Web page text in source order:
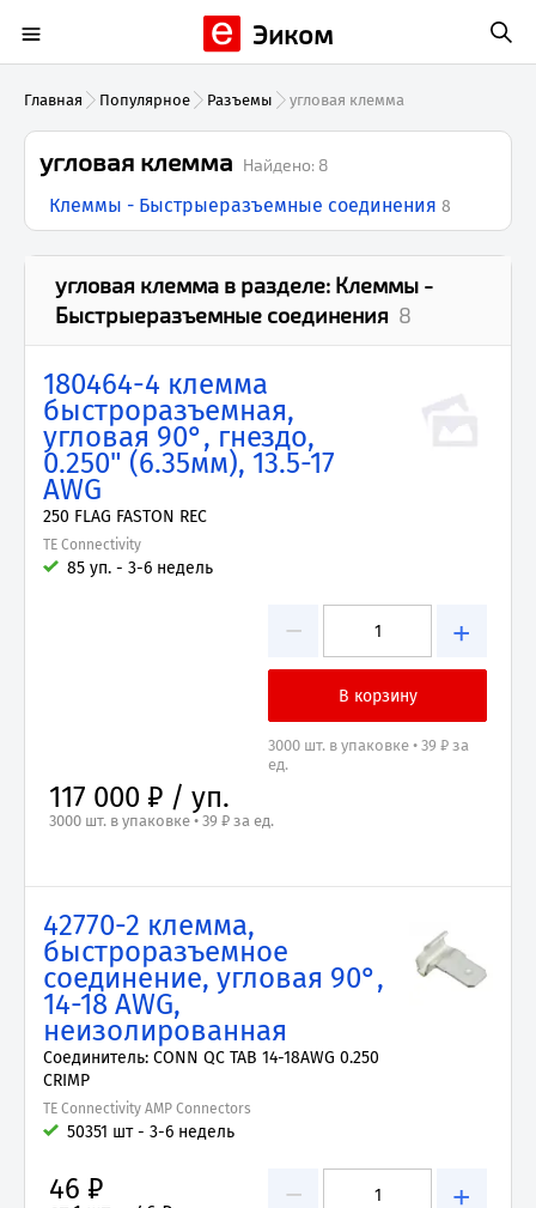
Эиком
Главная Популярное Разъемы угловая клемма
угловая клемма Найдено: 8
Клеммы - Быстрыеразъемные соединения 8
угловая клемма в разделе: Клеммы -
Быстрыеразъемные соединения 8
180464-4 клемма
быстроразъемная,
угловая 90°, гнездо,
0.250" (6.35мм), 13.5-17
AWG
250 FLAG FASTON REC
TE Connectivity
85 уп. - 3-6 недель
− +
3000 шт. в упаковке • 39 ₽ за
ед.
117 000 ₽ / уп.
3000 шт. в упаковке • 39 ₽ за ед.
42770-2 клемма,
быстроразъемное
соединение, угловая 90°,
14-18 AWG,
неизолированная
Соединитель: CONN QC TAB 14-18AWG 0.250
CRIMP
TE Connectivity AMP Connectors
50351 шт - 3-6 недель
− +
46 ₽